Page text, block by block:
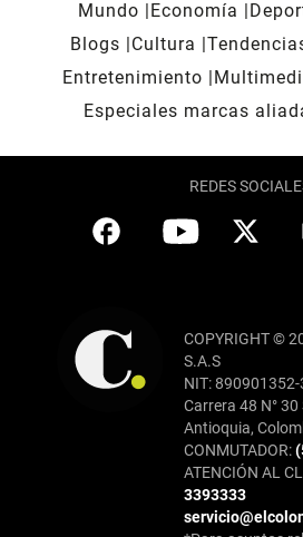
Mundo Economía
Blogs
Cultura
Entretenimiento
Especiales marcas
REDES
COPYRIGHT ©
S.A.S
NIT: 890901352-
Carrera 48 N°
Antioquia,
CONMUTADOR:
ATENCIÓN AL
3393333